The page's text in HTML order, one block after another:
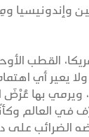
وإندونيسيا
القطب
يعير أي
ويرمي بها عُرْضَ
في العالم
الضرائب على